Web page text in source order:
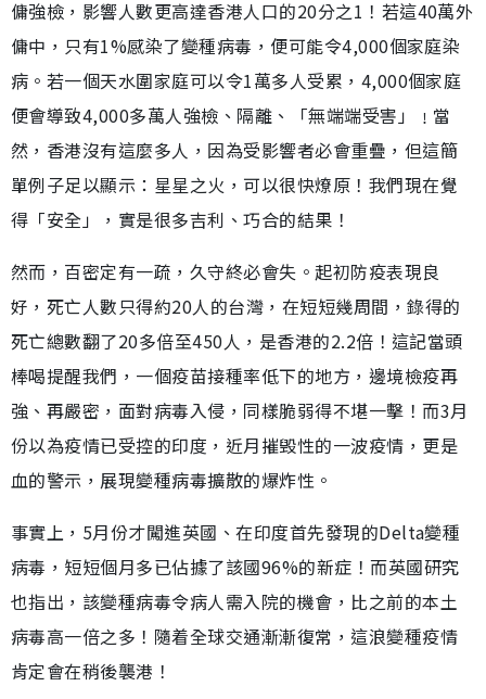
傭強檢，影響人數更高達香港人口的20分之1！若這40萬外
傭中，只有1%感染了變種病毒，便可能令4,000個家庭染
病。若一個天水圍家庭可以令1萬多人受累，4,000個家庭
便會導致4,000多萬人強檢、隔離、「無端端受害」﹗當
然，香港沒有這麼多人，因為受影響者必會重疊，但這簡
單例子足以顯示：星星之火，可以很快燎原！我們現在覺
得「安全」，實是很多吉利、巧合的結果！
然而，百密定有一疏，久守終必會失。起初防疫表現良
好，死亡人數只得約20人的台灣，在短短幾周間，錄得的
死亡總數翻了20多倍至450人，是香港的2.2倍！這記當頭
棒喝提醒我們，一個疫苗接種率低下的地方，邊境檢疫再
強、再嚴密，面對病毒入侵，同樣脆弱得不堪一擊！而3月
份以為疫情已受控的印度，近月摧毁性的一波疫情，更是
血的警示，展現變種病毒擴散的爆炸性。
事實上，5月份才闖進英國、在印度首先發現的Delta變種
病毒，短短個月多已佔據了該國96%的新症！而英國研究
也指出，該變種病毒令病人需入院的機會，比之前的本土
病毒高一倍之多！隨着全球交通漸漸復常，這浪變種疫情
肯定會在稍後襲港！